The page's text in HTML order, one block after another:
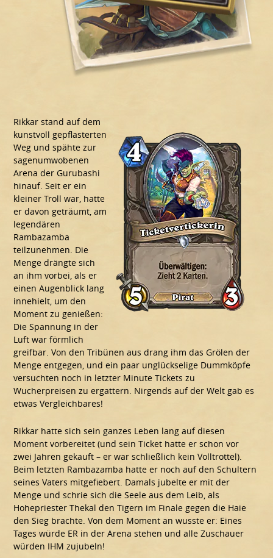
Rikkar stand auf dem
kunstvoll gepflasterten
Weg und spähte zur
sagenumwobenen
Arena der Gurubashi
hinauf. Seit er ein
kleiner Troll war, hatte
er davon geträumt, am
legendären
Rambazamba
teilzunehmen. Die
Menge drängte sich
an ihm vorbei, als er
einen Augenblick lang
innehielt, um den
Moment zu genießen:
Die Spannung in der
Luft war förmlich
greifbar. Von den Tribünen aus drang ihm das Grölen der
Menge entgegen, und ein paar unglückselige Dummköpfe
versuchten noch in letzter Minute Tickets zu
Wucherpreisen zu ergattern. Nirgends auf der Welt gab es
etwas Vergleichbares!
Rikkar hatte sich sein ganzes Leben lang auf diesen
Moment vorbereitet (und sein Ticket hatte er schon vor
zwei Jahren gekauft – er war schließlich kein Volltrottel).
Beim letzten Rambazamba hatte er noch auf den Schultern
seines Vaters mitgefiebert. Damals jubelte er mit der
Menge und schrie sich die Seele aus dem Leib, als
Hohepriester Thekal den Tigern im Finale gegen die Haie
den Sieg brachte. Von dem Moment an wusste er: Eines
Tages würde ER in der Arena stehen und alle Zuschauer
würden IHM zujubeln!